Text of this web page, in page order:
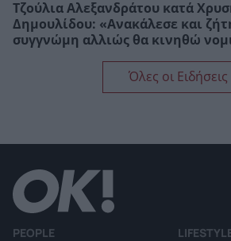
Τζούλια Αλεξανδράτου κατά
Δημουλίδου: «Ανακάλεσε και
συγγνώμη αλλιώς θα κινηθώ
Όλες οι Ειδήσεις
PEOPLE